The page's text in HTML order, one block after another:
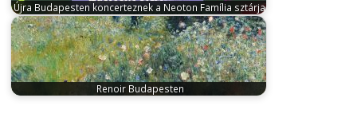
Újra Budapesten koncerteznek a Neoton Família sztárjai
augusztus 15, 2024A Neoton Família sztárjai
visszatérnek a fővárosba: október első
hétvégéjén…
Renoir Budapesten